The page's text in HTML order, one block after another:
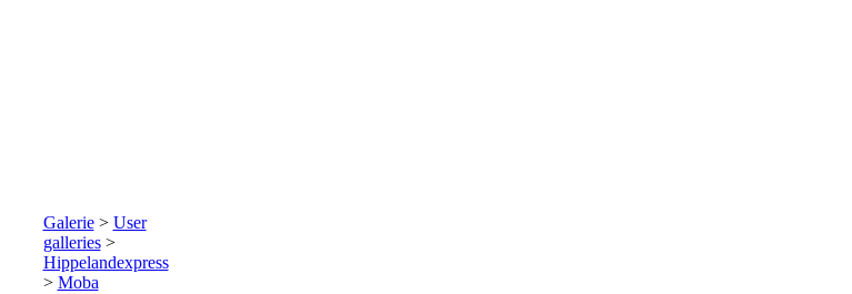
Galerie> User
galleries>
Hippelandexpress
> Moba